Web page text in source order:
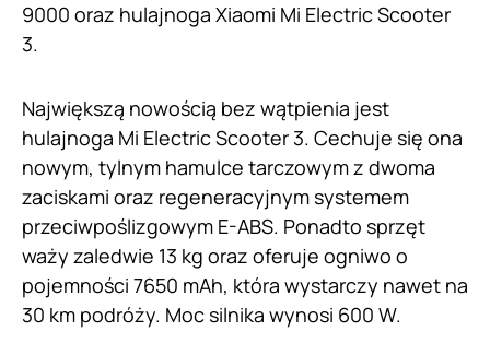
9000 oraz hulajnoga Xiaomi Mi Electric Scooter
3.
Największą nowością bez wątpienia jest
hulajnoga Mi Electric Scooter 3. Cechuje się ona
nowym, tylnym hamulce tarczowym z dwoma
zaciskami oraz regeneracyjnym systemem
przeciwpoślizgowym E-ABS. Ponadto sprzęt
waży zaledwie 13 kg oraz oferuje ogniwo o
pojemności 7650 mAh, która wystarczy nawet na
30 km podróży. Moc silnika wynosi 600 W.